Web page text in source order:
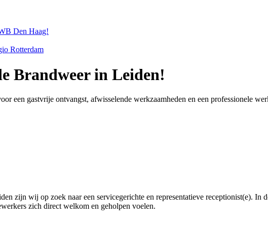
Den Haag!
Rotterdam
Brandweer in Leiden!
een gastvrije ontvangst, afwisselende werkzaamheden en een professionele
zijn wij op zoek naar een servicegerichte en representatieve receptionist(e).
zich direct welkom en geholpen voelen.